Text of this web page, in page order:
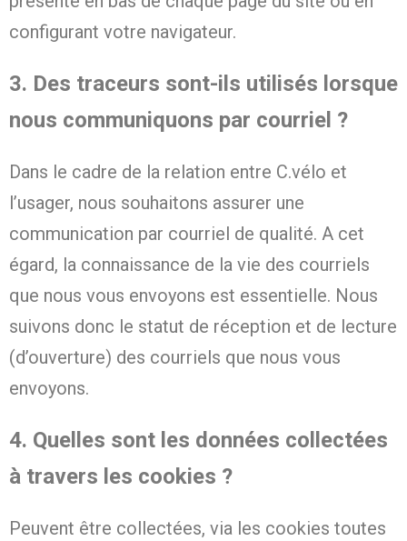
configurant votre navigateur.
3. Des traceurs sont-ils utilisés lorsque
nous communiquons par courriel ?
Dans le cadre de la relation entre C.vélo et
l’usager, nous souhaitons assurer une
communication par courriel de qualité. A cet
égard, la connaissance de la vie des courriels
que nous vous envoyons est essentielle. Nous
suivons donc le statut de réception et de lecture
(d’ouverture) des courriels que nous vous
envoyons.
4. Quelles sont les données collectées
à travers les cookies ?
Peuvent être collectées, via les cookies toutes